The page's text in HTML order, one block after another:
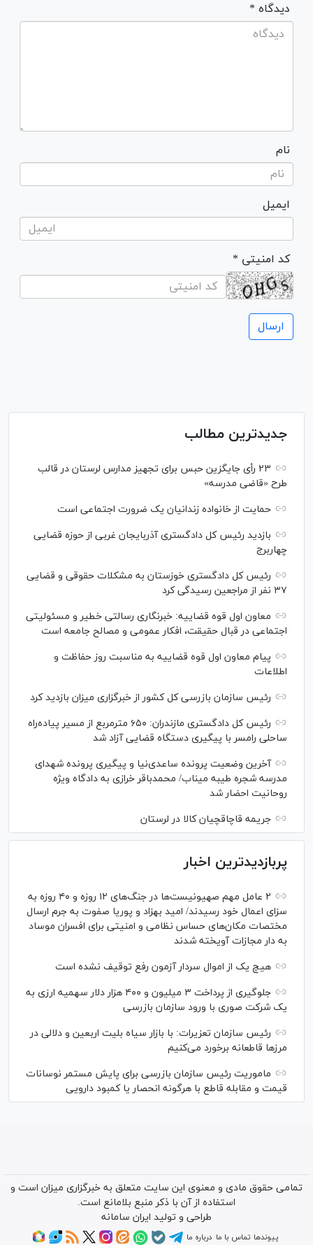
* دیدگاه
نام
ایمیل
* کد امنیتی
جدیدترین مطالب
۲۳ رأی جایگزین حبس برای تجهیز مدارس لرستان در قالب
طرح «قاضی مدرسه»
حمایت از خانواده زندانیان یک ضرورت اجتماعی است
بازدید رئیس کل دادگستری آذربایجان غربی از حوزه قضایی
چهاربرج
رئیس کل دادگستری خوزستان به مشکلات حقوقی و قضایی
۳۷ نفر از مراجعین رسیدگی کرد
معاون اول قوه قضاییه: خبرنگاری رسالتی خطیر و مسئولیتی
اجتماعی در قبال حقیقت، افکار عمومی و مصالح جامعه است
پیام معاون اول قوه قضاییه به مناسبت روز حفاظت و
اطلاعات
رئیس سازمان بازرسی کل کشور از خبرگزاری میزان بازدید کرد
رئیس کل دادگستری مازندران: ۶۵۰ مترمربع از مسیر پیاده‌راه
ساحلی رامسر با پیگیری دستگاه قضایی آزاد شد
آخرین وضعیت پرونده ساعدی‌نیا و پیگیری پرونده شهدای
مدرسه شجره طیبه میناب/ محمدباقر خرازی به دادگاه ویژه
روحانیت احضار شد
جریمه قاچاقچیان کالا در لرستان
پربازدیدترین اخبار
۲ عامل مهم صهیونیست‌ها در جنگ‌های ۱۲ روزه و ۴۰ روزه به
سزای اعمال خود رسیدند/ امید بهزاد و پوریا صفوت به جرم ارسال
مختصات مکان‌های حساس نظامی و امنیتی برای افسران موساد
به دار مجازات آویخته شدند
هیچ یک از اموال سردار آزمون رفع توقیف نشده است
جلوگیری از پرداخت ۳ میلیون و ۴۰۰ هزار دلار سهمیه ارزی به
یک شرکت صوری با ورود سازمان بازرسی
رئیس سازمان تعزیرات: با بازار سیاه بلیت اربعین و دلالی در
مرز‌ها قاطعانه برخورد می‌کنیم
ماموریت رئیس سازمان بازرسی برای پایش مستمر نوسانات
قیمت و مقابله قاطع با هرگونه انحصار یا کمبود دارویی
تمامی حقوق مادی و معنوی این سایت متعلق به خبرگزاری میزان است و
استفاده از آن با ذکر منبع بلامانع است.
طراحی و تولید ایران سامانه
پیوندها تماس با ما درباره ما